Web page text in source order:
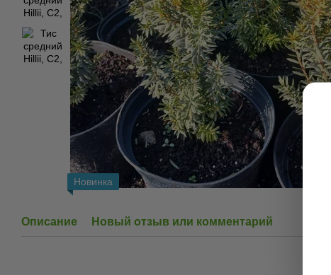
Новинка
Описание Новый отзыв или комментарий